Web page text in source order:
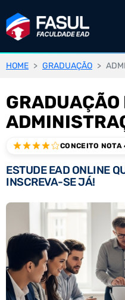
HOME GRADUAÇÃO
GRADUAÇÃO
CONCEITO NOTA
ESTUDE EAD ONLINE
INSCREVA-SE JÁ!